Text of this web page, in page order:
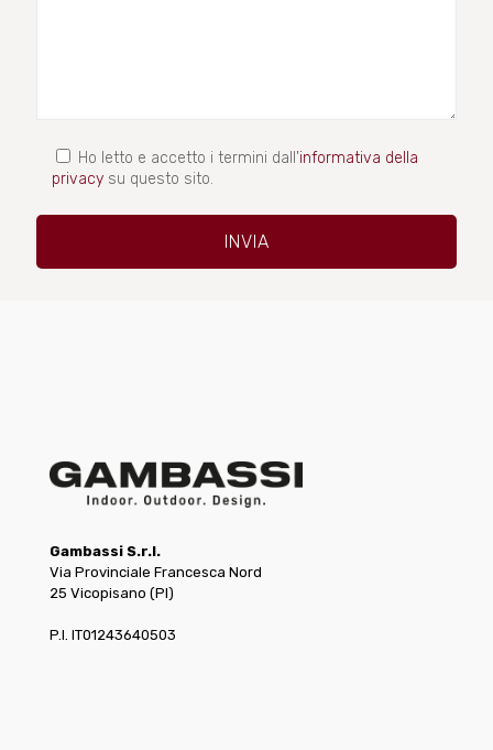
Ho letto e accetto i termini dall'informativa della
privacy su questo sito.
Gambassi S.r.l.
Via Provinciale Francesca Nord
25 Vicopisano (PI)
P.I. IT01243640503